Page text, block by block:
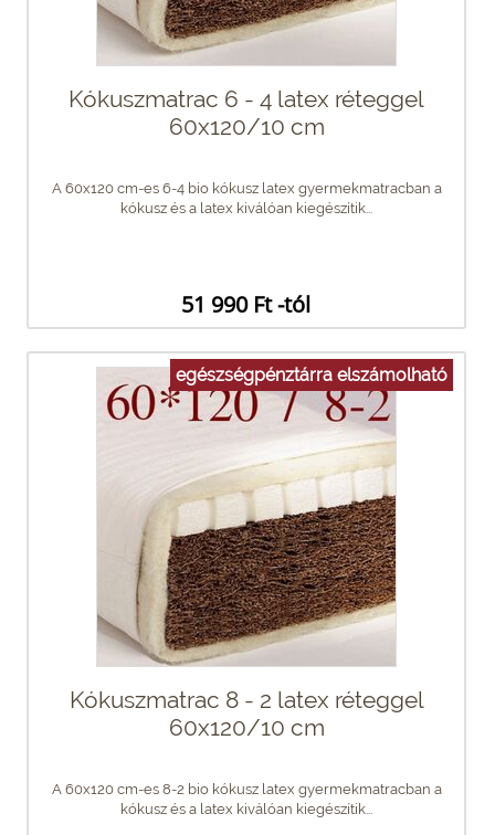
Kókuszmatrac 6 - 4 latex réteggel
60x120/10 cm
A 60x120 cm-es 6-4 bio kókusz latex gyermekmatracban a
kókusz és a latex kiválóan kiegészítik...
51 990 Ft -tól
egészségpénztárra elszámolható
Kókuszmatrac 8 - 2 latex réteggel
60x120/10 cm
A 60x120 cm-es 8-2 bio kókusz latex gyermekmatracban a
kókusz és a latex kiválóan kiegészítik...